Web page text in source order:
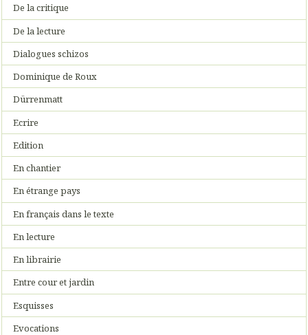
De la critique
De la lecture
Dialogues schizos
Dominique de Roux
Dürrenmatt
Ecrire
Edition
En chantier
En étrange pays
En français dans le texte
En lecture
En librairie
Entre cour et jardin
Esquisses
Evocations